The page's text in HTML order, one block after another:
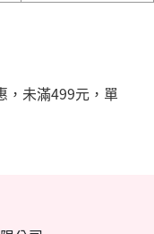
，未滿499元，單